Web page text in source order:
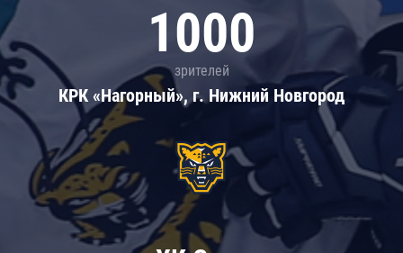
1000
зрителей
КРК «Нагорный», г. Нижний Новгород